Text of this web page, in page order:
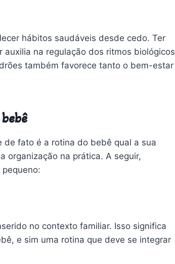
hábitos saudáveis desde cedo. Ter
na regulação dos ritmos biológicos
também favorece tanto o bem-estar
de fato é a rotina do bebê qual a sua
organização na prática. A seguir,
no contexto familiar. Isso significa
e sim uma rotina que deve se integrar